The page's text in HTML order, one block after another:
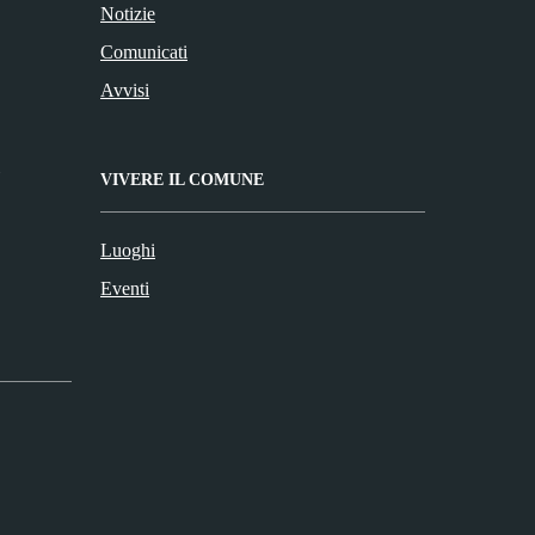
Notizie
Comunicati
Avvisi
VIVERE IL COMUNE
Luoghi
Eventi